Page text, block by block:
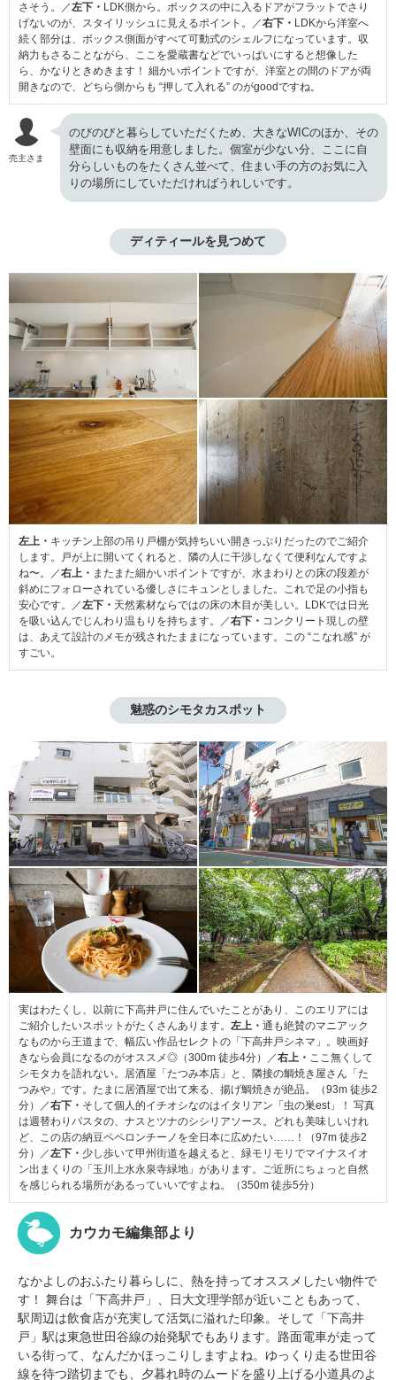
さそう。／左下・ LDK側から。ボックスの中に入るドアがフラットでさり
げないのが、スタイリッシュに見えるポイント。／右下・ LDKから洋室へ
続く部分は、ボックス側面がすべて可動式のシェルフになっています。収
納力もさることながら、ここを愛蔵書などでいっぱいにすると想像した
ら、かなりときめきます！ 細かいポイントですが、洋室との間のドアが両
開きなので、どちら側からも “押して入れる” のがgoodですね。
売主さま
のびのびと暮らしていただくため、大きなWICのほか、その
壁面にも収納を用意しました。個室が少ない分、ここに自
分らしいものをたくさん並べて、住まい手の方のお気に入
りの場所にしていただければうれしいです。
ディティールを見つめて
左上・ キッチン上部の吊り戸棚が気持ちいい開きっぷりだったのでご紹介
します。戸が上に開いてくれると、隣の人に干渉しなくて便利なんですよ
ね〜。／右上・ またまた細かいポイントですが、水まわりとの床の段差が
斜めにフォローされている優しさにキュンとしました。これで足の小指も
安心です。／左下・ 天然素材ならではの床の木目が美しい。LDKでは日光
を吸い込んでじんわり温もりを持ちます。／右下・ コンクリート現しの壁
は、あえて設計のメモが残されたままになっています。この “こなれ感” が
すごい。
魅惑のシモタカスポット
実はわたくし、以前に下高井戸に住んでいたことがあり、このエリアには
ご紹介したいスポットがたくさんあります。 左上・ 通も絶賛のマニアック
なものから王道まで、幅広い作品セレクトの「下高井戸シネマ」。映画好
きなら会員になるのがオススメ◎（300m 徒歩4分）／右上・ ここ無くして
シモタカを語れない。居酒屋「たつみ本店」と、隣接の鯛焼き屋さん「た
つみや」です。たまに居酒屋で出て来る、揚げ鯛焼きが絶品。（93m 徒歩2
分）／右下・ そして個人的イチオシなのはイタリアン「虫の巣est」！ 写真
は週替わりパスタの、ナスとツナのシシリアソース。どれも美味しいけれ
ど、この店の納豆ペペロンチーノを全日本に広めたい……！（97m 徒歩2
分）／左下・ 少し歩いて甲州街道を越えると、緑モリモリでマイナスイオ
ン出まくりの「玉川上水永泉寺緑地」があります。ご近所にちょっと自然
を感じられる場所があるっていいですよね。（350m 徒歩5分）
カウカモ編集部より
なかよしのおふたり暮らしに、熱を持ってオススメしたい物件で
す！ 舞台は「下高井戸」、日大文理学部が近いこともあって、
駅周辺は飲食店が充実して活気に溢れた印象。そして「下高井
戸」駅は東急世田谷線の始発駅でもあります。路面電車が走って
いる街って、なんだかほっこりしますよね。ゆっくり走る世田谷
線を待つ踏切までも、夕暮れ時のムードを盛り上げる小道具のよ